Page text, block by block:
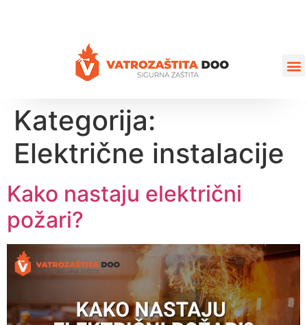
Kategorija:
Električne instalacije
Kako nastaju električni
požari?